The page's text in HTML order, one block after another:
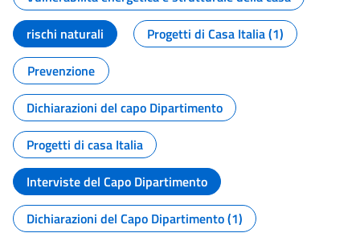
rischi naturali
Progetti di Casa Italia (1)
Prevenzione
Dichiarazioni del capo Dipartimento
Progetti di casa Italia
Interviste del Capo Dipartimento
Dichiarazioni del Capo Dipartimento (1)